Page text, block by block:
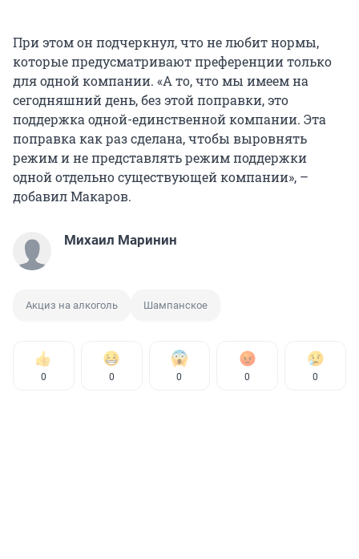
При этом он подчеркнул, что не любит нормы,
которые предусматривают преференции только
для одной компании. «А то, что мы имеем на
сегодняшний день, без этой поправки, это
поддержка одной-единственной компании. Эта
поправка как раз сделана, чтобы выровнять
режим и не представлять режим поддержки
одной отдельно существующей компании», –
добавил Макаров.
Михаил Маринин
Акциз на алкоголь Шампанское
0 0 0 0 0